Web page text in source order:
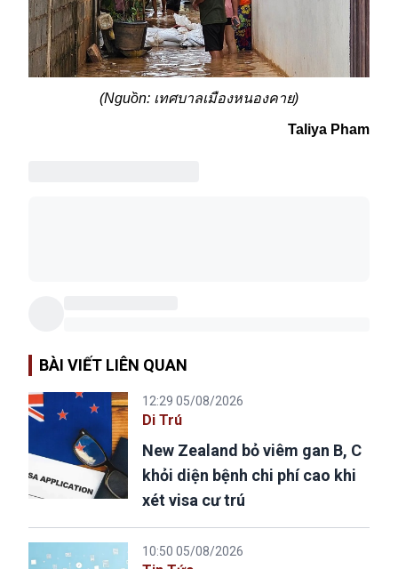
(Nguồn: เทศบาลเมืองหนองคาย)
Taliya Pham
BÀI VIẾT LIÊN QUAN
12:29 05/08/2026
Di Trú
New Zealand bỏ viêm gan B, C
khỏi diện bệnh chi phí cao khi
xét visa cư trú
10:50 05/08/2026